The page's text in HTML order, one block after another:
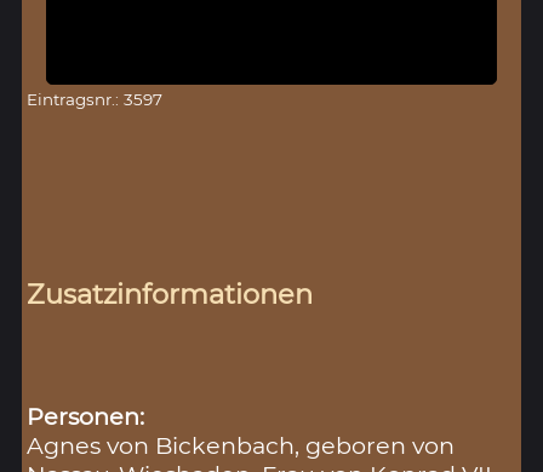
Eintragsnr.: 3597
Zusatzinformationen
Personen:
Agnes von Bickenbach, geboren von